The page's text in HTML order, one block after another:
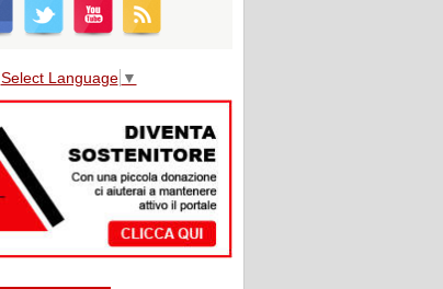
Select Language ▼